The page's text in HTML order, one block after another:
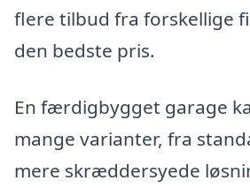
flere tilbud fra forskellige
den bedste pris.
En færdigbygget garage
mange varianter, fra
mere skræddersyede